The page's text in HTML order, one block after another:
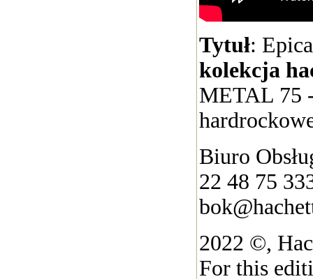
Tytuł:
kolekcja
METAL 75
Biuro
22 48 75
2022 ©,
For this